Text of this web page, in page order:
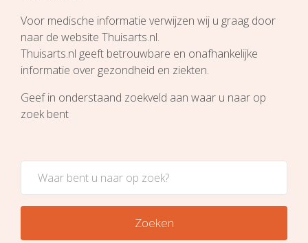
Voor medische informatie verwijzen wij u graag door
naar de website Thuisarts.nl.
Thuisarts.nl geeft betrouwbare en onafhankelijke
informatie over gezondheid en ziekten.
Geef in onderstaand zoekveld aan waar u naar op
zoek bent
Zoeken